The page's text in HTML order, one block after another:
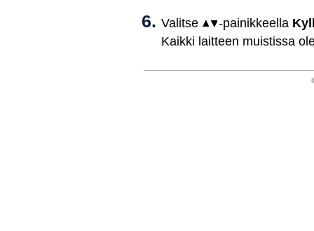
Valitse -painikkeella
Kaikki laitteen muistissa